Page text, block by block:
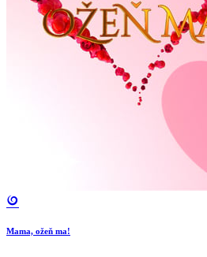
Mama, ožeň ma!